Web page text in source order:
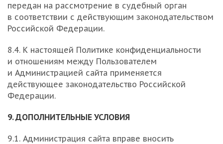
передан на рассмотрение в судебный орган
в соответствии с действующим законодательством
Российской Федерации.
8.4. К настоящей Политике конфиденциальности
и отношениям между Пользователем
и Администрацией сайта применяется
действующее законодательство Российской
Федерации.
9. ДОПОЛНИТЕЛЬНЫЕ УСЛОВИЯ
9.1. Администрация сайта вправе вносить